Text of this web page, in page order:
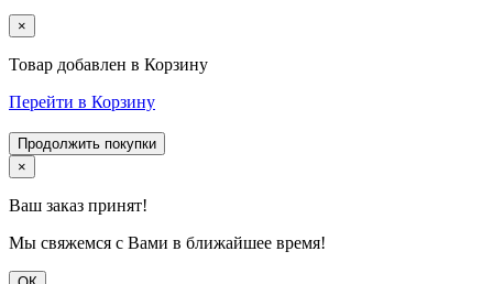
×
Товар добавлен в Корзину
Перейти в Корзину
Продолжить покупки
×
Ваш заказ принят!
Мы свяжемся с Вами в ближайшее время!